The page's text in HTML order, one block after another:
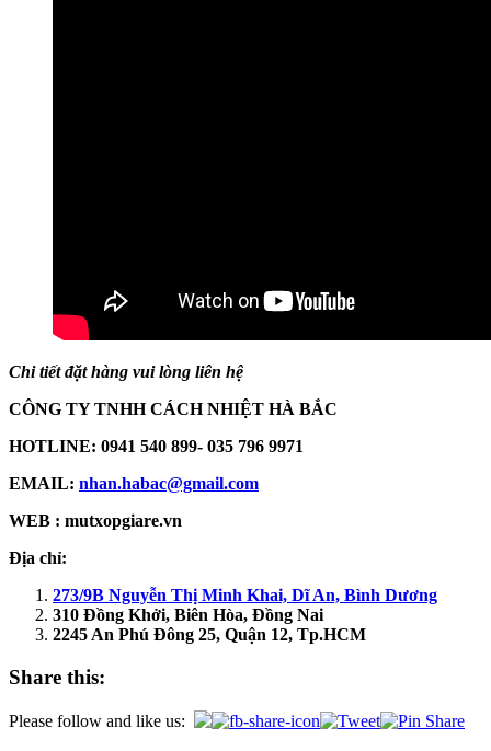
Chi tiết đặt hàng vui lòng liên hệ
CÔNG TY TNHH CÁCH NHIỆT HÀ BẮC
HOTLINE: 0941 540 899- 035 796 9971
EMAIL: nhan.habac@gmail.com
WEB : mutxopgiare.vn
Địa chỉ:
273/9B Nguyễn Thị Minh Khai, Dĩ An, Bình Dương
310 Đồng Khởi, Biên Hòa, Đồng Nai
2245 An Phú Đông 25, Quận 12, Tp.HCM
Share this:
Please follow and like us: